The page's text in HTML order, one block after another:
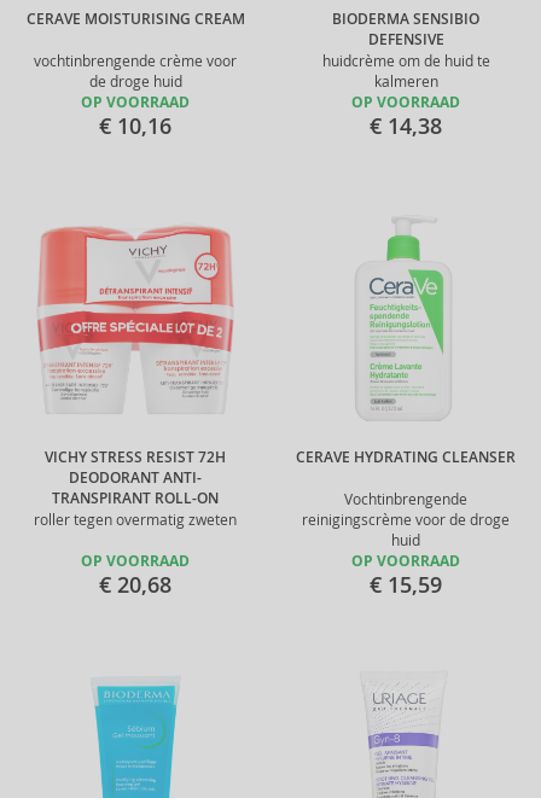
CERAVE MOISTURISING CREAM
vochtinbrengende crème voor
de droge huid
OP VOORRAAD
€ 10,16
BIODERMA SENSIBIO
DEFENSIVE
huidcrème om de huid te
kalmeren
OP VOORRAAD
€ 14,38
VICHY STRESS RESIST 72H
DEODORANT ANTI-
TRANSPIRANT ROLL-ON
roller tegen overmatig zweten
OP VOORRAAD
€ 20,68
CERAVE HYDRATING CLEANSER
Vochtinbrengende
reinigingscrème voor de droge
huid
OP VOORRAAD
€ 15,59